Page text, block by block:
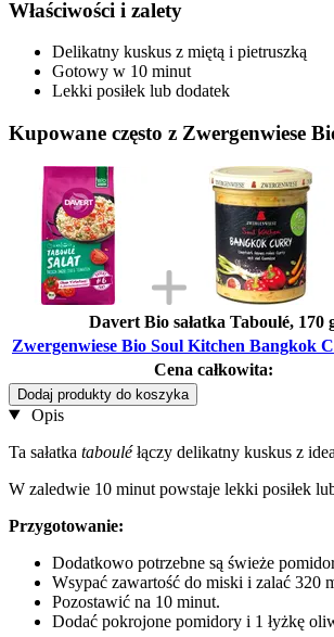
Właściwości i zalety
Delikatny kuskus z miętą i pietruszką
Gotowy w 10 minut
Lekki posiłek lub dodatek
Kupowane często z Zwergenwiese
Davert Bio sałatka Taboulé, 170
Zwergenwiese Bio Soul Kitchen Bangkok
Cena całkowita:
Dodaj produkty do koszyka
Opis
Ta sałatka tabouléłączy delikatny kuskus z
W zaledwie 10 minut powstaje lekki posiłek
Przygotowanie:
Dodatkowo potrzebne są świeże
Wsypać zawartość do miski i zalać 320
Pozostawić na 10 minut.
Dodać pokrojone pomidory i 1 łyżkę